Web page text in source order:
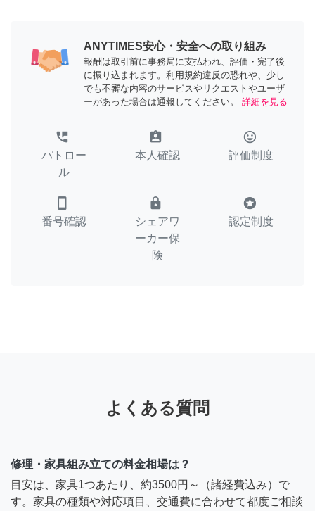
ANYTIMES安心・安全への取り組み
報酬は取引前に事務局に支払われ、評価・完了後
に振り込まれます。利用規約違反の恐れや、少し
でも不審な内容のサービスやリクエストやユーザ
ーがあった場合は通報してください。
詳細を見る
perm_phone_msg
パトロー
ル
assignment_ind
本人確認
tag_faces
評価制度
smartphone
番号確認
lock
シェアワ
ーカー保
険
stars
認定制度
よくある質問
修理・家具組み立ての料金相場は？
目安は、家具1つあたり、約3500円～（諸経費込み）で
す。家具の種類や対応項目、交通費に合わせて都度ご相談